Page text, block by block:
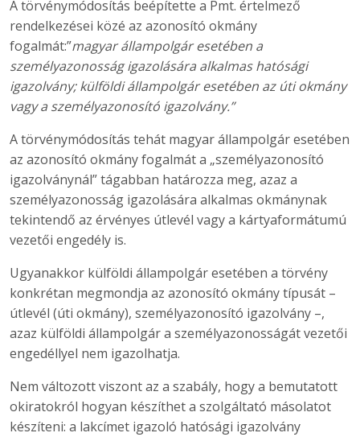
A törvénymódosítás beépítette a Pmt. értelmező
rendelkezései közé az azonosító okmány
fogalmát:”magyar állampolgár esetében a
személyazonosság igazolására alkalmas hatósági
igazolvány; külföldi állampolgár esetében az úti okmány
vagy a személyazonosító igazolvány.”
A törvénymódosítás tehát magyar állampolgár esetében
az azonosító okmány fogalmát a „személyazonosító
igazolványnál” tágabban határozza meg, azaz a
személyazonosság igazolására alkalmas okmánynak
tekintendő az érvényes útlevél vagy a kártyaformátumú
vezetői engedély is.
Ugyanakkor külföldi állampolgár esetében a törvény
konkrétan megmondja az azonosító okmány típusát –
útlevél (úti okmány), személyazonosító igazolvány –,
azaz külföldi állampolgár a személyazonosságát vezetői
engedéllyel nem igazolhatja.
Nem változott viszont az a szabály, hogy a bemutatott
okiratokról hogyan készíthet a szolgáltató másolatot
készíteni: a lakcímet igazoló hatósági igazolvány